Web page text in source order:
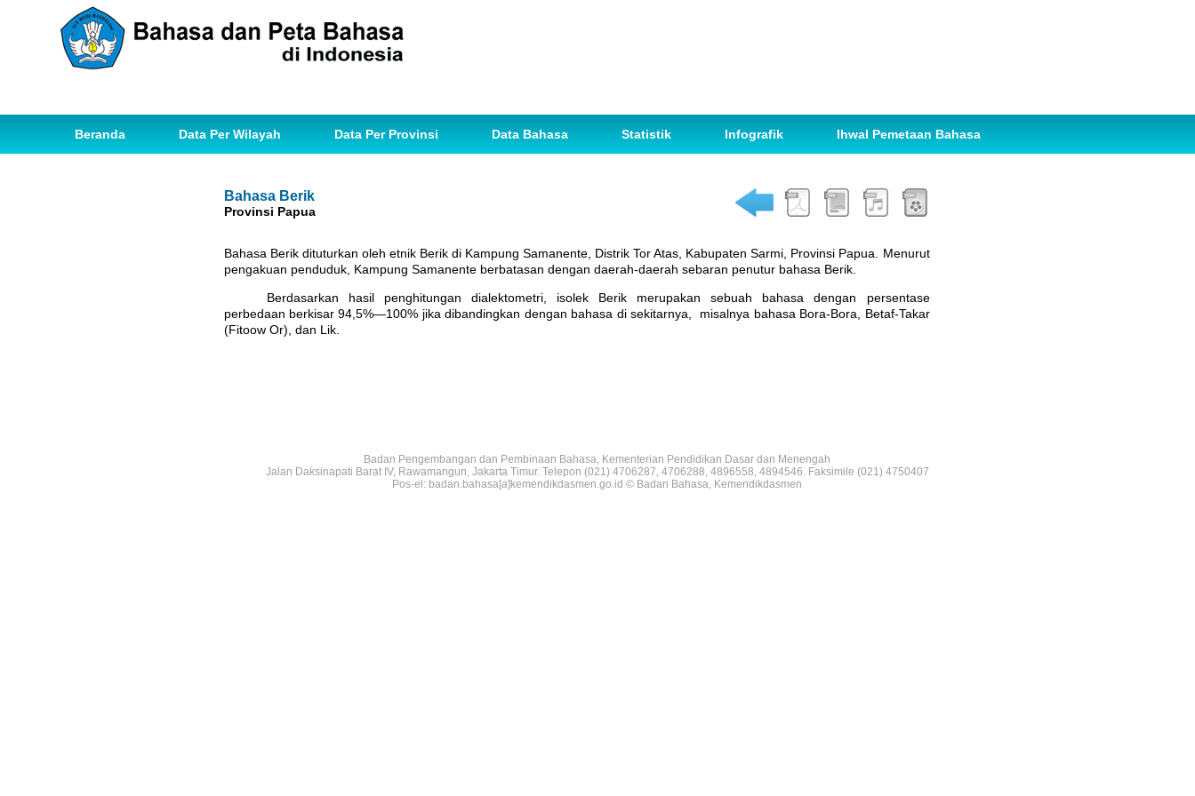
Beranda Data Per Wilayah Data Per Provinsi Data Bahasa Statistik Infografik Ihwal Pemetaan Bahasa
Bahasa Berik
Provinsi Papua
Bahasa Berik dituturkan oleh etnik Berik di Kampung Samanente, Distrik Tor Atas, Kabupaten Sarmi, Provinsi Papua. Menurut
pengakuan penduduk, Kampung Samanente berbatasan dengan daerah-daerah sebaran penutur bahasa Berik.
Berdasarkan hasil penghitungan dialektometri, isolek Berik merupakan sebuah bahasa dengan persentase
perbedaan berkisar 94,5%—100% jika dibandingkan dengan bahasa di sekitarnya, misalnya bahasa Bora-Bora, Betaf-Takar
(Fitoow Or), dan Lik.
Badan Pengembangan dan Pembinaan Bahasa, Kementerian Pendidikan Dasar dan Menengah
Jalan Daksinapati Barat IV, Rawamangun, Jakarta Timur. Telepon (021) 4706287, 4706288, 4896558, 4894546. Faksimile (021) 4750407
Pos-el: badan.bahasa[a]kemendikdasmen.go.id © Badan Bahasa, Kemendikdasmen